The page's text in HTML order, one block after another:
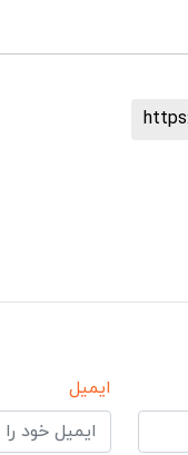
ایمیل